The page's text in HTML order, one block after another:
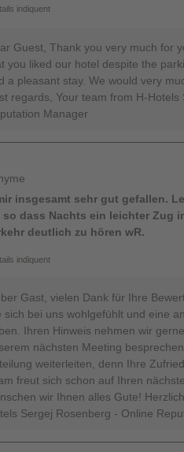
indiquent
Guest, Thank you very much for
you liked our hotel despite the
a pleasant stay. We would very
regards, Your team from H-
Manager
insgesamt sehr gut gefallen.
dass Nachts ein leichter Zug
deutlich zu hören wR.
indiquent
Gast, vielen Dank für Ihre
sich bei uns wohlgefühlt und eine
Ihren Hinweis nehmen wir
nächsten Meeting
weiterleiten, denn Ihre
freut sich schon auf Ihren
wir Ihnen alles Gute!
Sergej Rosenberg - Online